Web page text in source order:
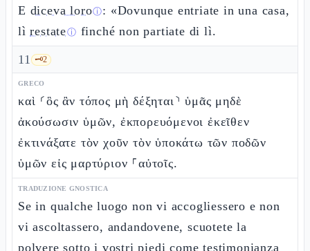
E diceva loroⓘ: «Dovunque entriate in una casa,
lìrestateⓘ finché non partiate di lì.
11 🗝️2
GRECO
καὶ ⸂ὃς ἂν τόπος μὴ δέξηται⸃ ὑμᾶς μηδὲ
ἀκούσωσιν ὑμῶν, ἐκπορευόμενοι ἐκεῖθεν
ἐκτινάξατε τὸν χοῦν τὸν ὑποκάτω τῶν ποδῶν
ὑμῶν εἰς μαρτύριον ⸀αὐτοῖς.
TRADUZIONE GNOSTICA
Se in qualche luogo non vi accogliessero e non
vi ascoltassero, andandovene, scuotete la
polvere sotto i vostri piedi come testimonianza